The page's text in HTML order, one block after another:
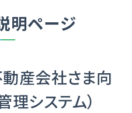
明ページ
産会社さま向
システム）